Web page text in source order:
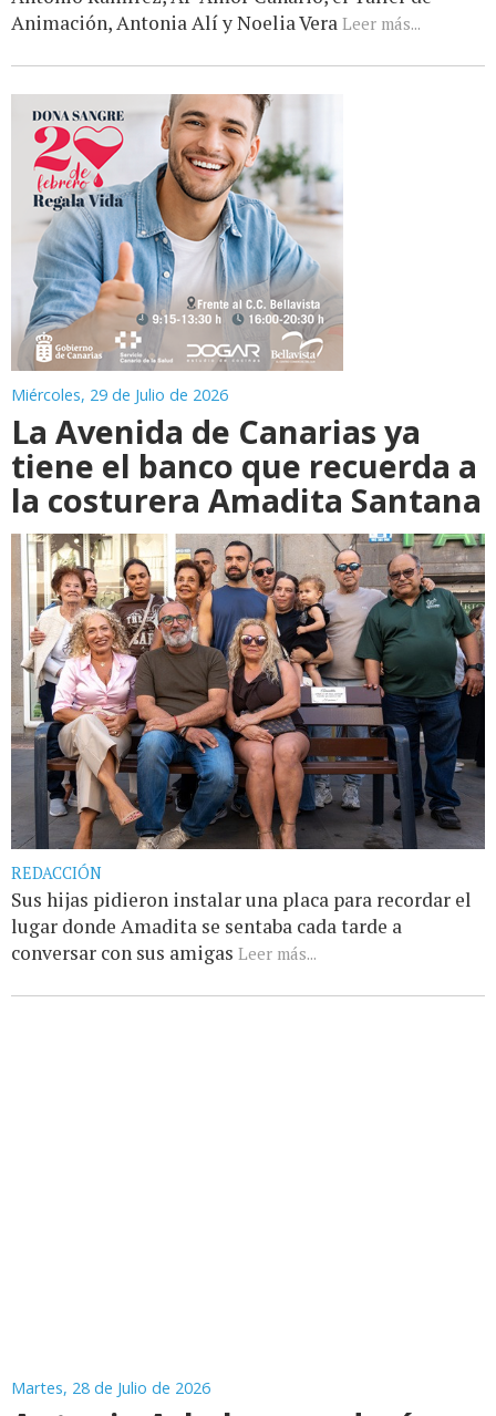
Animación, Antonia Alí y Noelia Vera Leer más...
Miércoles, 29 de Julio de 2026
La Avenida de Canarias ya
tiene el banco que recuerda a
la costurera Amadita Santana
REDACCIÓN
Sus hijas pidieron instalar una placa para recordar el
lugar donde Amadita se sentaba cada tarde a
conversar con sus amigas Leer más...
Martes, 28 de Julio de 2026